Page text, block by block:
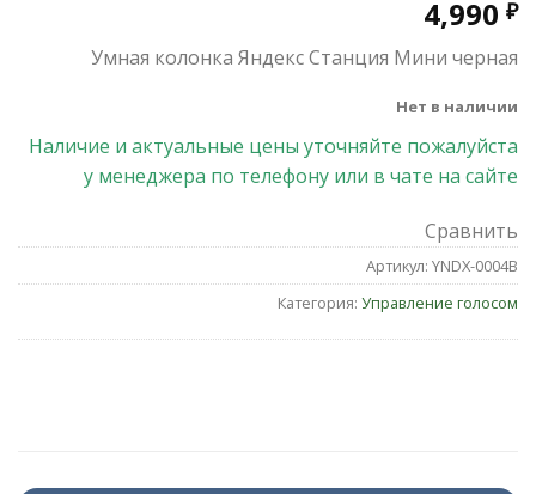
4,990 ₽
Умная колонка Яндекс Станция Мини черная
Нет в наличии
Наличие и актуальные цены уточняйте пожалуйста
у менеджера по телефону или в чате на сайте
Сравнить
Артикул: YNDX-0004B
Категория: Управление голосом